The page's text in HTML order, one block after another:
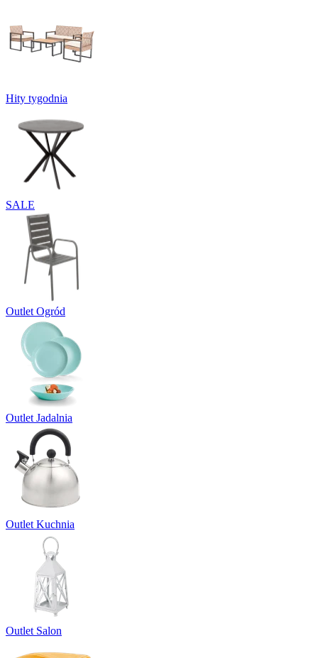
Hity tygodnia
SALE
Outlet Ogród
Outlet Jadalnia
Outlet Kuchnia
Outlet Salon